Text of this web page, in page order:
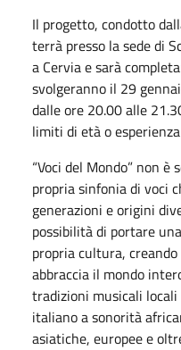
Il progetto, condotto
terrà presso la sede di
a Cervia e sarà
svolgeranno il 29
dalle ore 20.00 alle
limiti di età o
“Voci del Mondo” non
propria sinfonia di voci
generazioni e origini
possibilità di portare
propria cultura,
abbraccia il mondo
tradizioni musicali
italiano a sonorità
asiatiche, europee e